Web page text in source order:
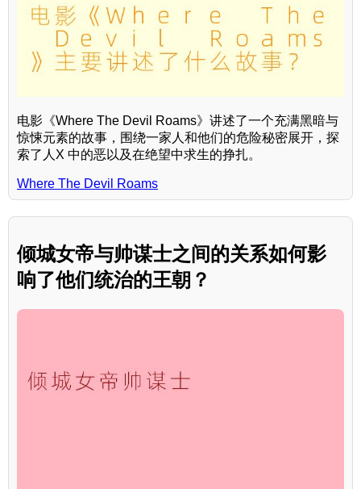
电影《Where The Devil Roams》讲述了一个充满黑暗与
惊悚元素的故事，围绕一家人和他们的危险秘密展开，探
索了人X 中的恶以及在绝望中求生的挣扎。
Where The Devil Roams
倾城女帝与帅谋士之间的关系如何影
响了他们统治的王朝？